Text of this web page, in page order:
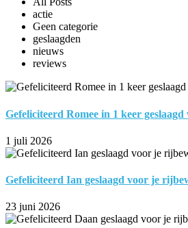
actie
Geen categorie
geslaagden
nieuws
reviews
Gefeliciteerd Romee in 1 keer
1 juli 2026
Gefeliciteerd Ian geslaagd voor je
23 juni 2026